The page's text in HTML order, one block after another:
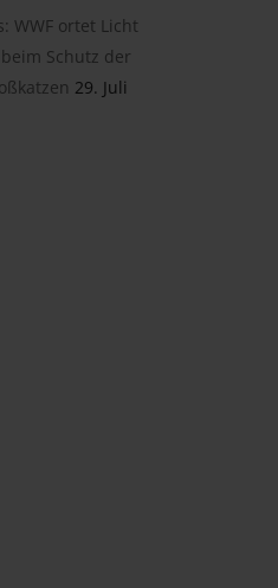
WWF ortet Licht
Schutz der
29. Juli